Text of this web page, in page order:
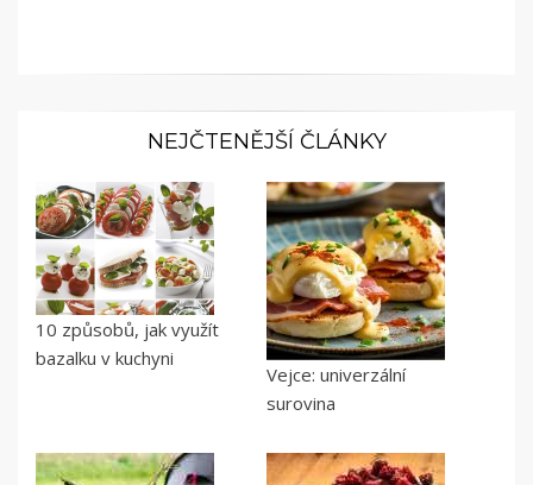
NEJČTENĚJŠÍ ČLÁNKY
10 způsobů, jak využít
bazalku v kuchyni
Vejce: univerzální
surovina